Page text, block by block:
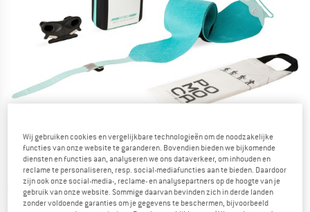
Gedetailleerde foto's
Wij gebruiken cookies en vergelijkbare technologieën om de noodzakelijke
functies van onze website te garanderen. Bovendien bieden we bijkomende
diensten en functies aan, analyseren we ons dataverkeer, om inhouden en
reclame te personaliseren, resp. social-mediafuncties aan te bieden. Daardoor
zijn ook onze social-media-, reclame- en analysepartners op de hoogte van je
gebruik van onze website. Sommige daarvan bevinden zich in derde landen
zonder voldoende garanties om je gegevens te beschermen, bijvoorbeeld